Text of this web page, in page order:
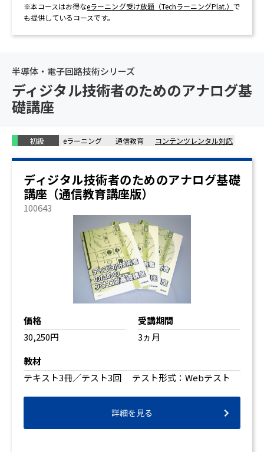
※本コースはお得なeラーニング受け放題（TechラーニングPlat.）で
も提供しているコースです。
半導体・電子回路技術シリーズ
ディジタル技術者のためのアナログ基
礎講座
初級 eラーニング 通信教育 コンテンツレンタル対応
ディジタル技術者のためのアナログ基礎
講座（通信教育講座版）
100643
価格
30,250円
受講期間
3ヵ月
教材
テキスト3冊／テスト3回 テスト形式：Webテスト
詳細を見る